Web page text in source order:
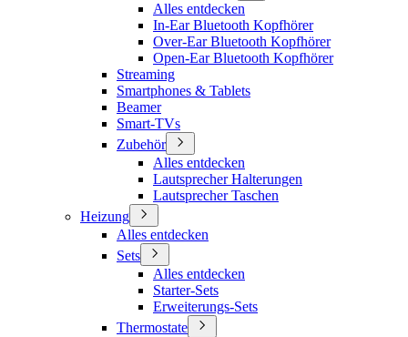
Alles entdecken
In-Ear Bluetooth Kopfhörer
Over-Ear Bluetooth Kopfhörer
Open-Ear Bluetooth Kopfhörer
Streaming
Smartphones & Tablets
Beamer
Smart-TVs
Zubehör
Alles entdecken
Lautsprecher Halterungen
Lautsprecher Taschen
Heizung
Alles entdecken
Sets
Alles entdecken
Starter-Sets
Erweiterungs-Sets
Thermostate